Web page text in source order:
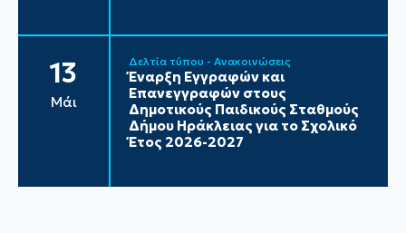
13
Μάι
Δελτία τύπου - Ανακοινώσεις
Έναρξη Εγγραφών και
Επανεγγραφών στους
Δημοτικούς Παιδικούς Σταθμούς
Δήμου Ηράκλειας για το Σχολικό
Έτος 2026-2027